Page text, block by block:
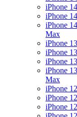
iPhone
iPhone
iPhone
Max
iPhone 13
iPhone
iPhone
iPhone
Max
iPhone 12
iPhone
iPhone